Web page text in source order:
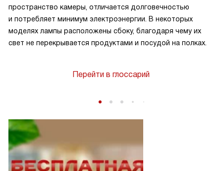
пространство камеры, отличается долговечностью
и потребляет минимум электроэнергии. В некоторых
моделях лампы расположены сбоку, благодаря чему их
свет не перекрывается продуктами и посудой на полках.
Перейти в глоссарий